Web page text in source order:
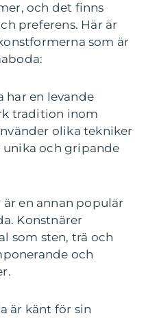
och det finns
preferens. Här är
som är
har en levande
tradition inom
olika tekniker
och gripande
en annan populär
Konstnärer
som sten, trä och
och
är känt för sin